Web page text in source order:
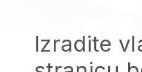
Izradite